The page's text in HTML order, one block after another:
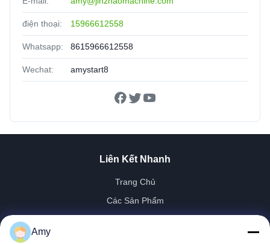
điện thoại: 15966612558
Whatsapp: 8615966612558
Wechat: amystart8
Liên Kết Nhanh
Trang Chủ
Các Sản Phẩm
Amy